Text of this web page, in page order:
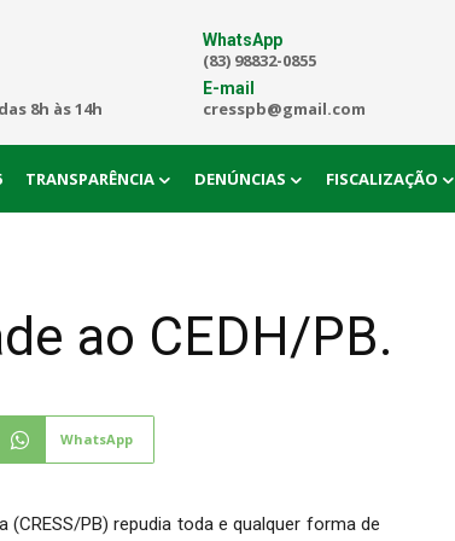
8h às 14h
WhatsApp
(83) 98832-0855
E-mail
cresspb@gmail.com
TRANSPARÊNCIA DENÚNCIAS FISCALIZAÇÃO
ao CEDH/PB.
WhatsApp
(CRESS/PB) repudia toda e qualquer forma de